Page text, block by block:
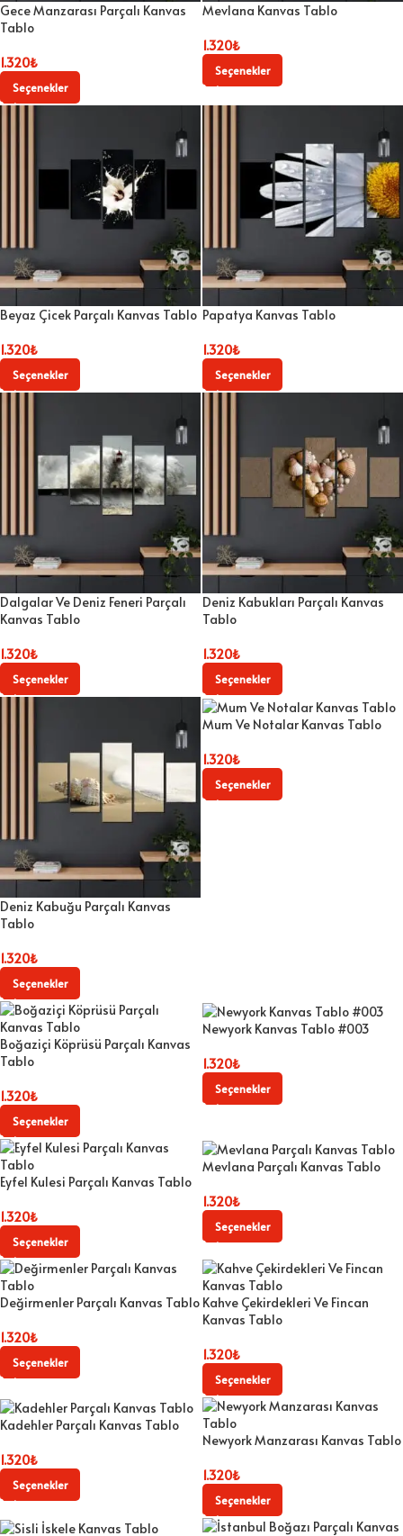
Gece Manzarası Parçalı Kanvas
Tablo
1.320₺
Seçenekler
Mevlana Kanvas Tablo
1.320₺
Seçenekler
Beyaz Çicek Parçalı Kanvas Tablo
1.320₺
Seçenekler
Papatya Kanvas Tablo
1.320₺
Seçenekler
Dalgalar Ve Deniz Feneri Parçalı
Kanvas Tablo
1.320₺
Seçenekler
Deniz Kabukları Parçalı Kanvas
Tablo
1.320₺
Seçenekler
Deniz Kabuğu Parçalı Kanvas
Tablo
1.320₺
Seçenekler
Mum Ve Notalar Kanvas Tablo
1.320₺
Seçenekler
Boğaziçi Köprüsü Parçalı Kanvas
Tablo
1.320₺
Seçenekler
Newyork Kanvas Tablo #003
1.320₺
Seçenekler
Eyfel Kulesi Parçalı Kanvas Tablo
1.320₺
Seçenekler
Mevlana Parçalı Kanvas Tablo
1.320₺
Seçenekler
Değirmenler Parçalı Kanvas Tablo
1.320₺
Seçenekler
Kahve Çekirdekleri Ve Fincan
Kanvas Tablo
1.320₺
Seçenekler
Kadehler Parçalı Kanvas Tablo
1.320₺
Seçenekler
Newyork Manzarası Kanvas Tablo
1.320₺
Seçenekler